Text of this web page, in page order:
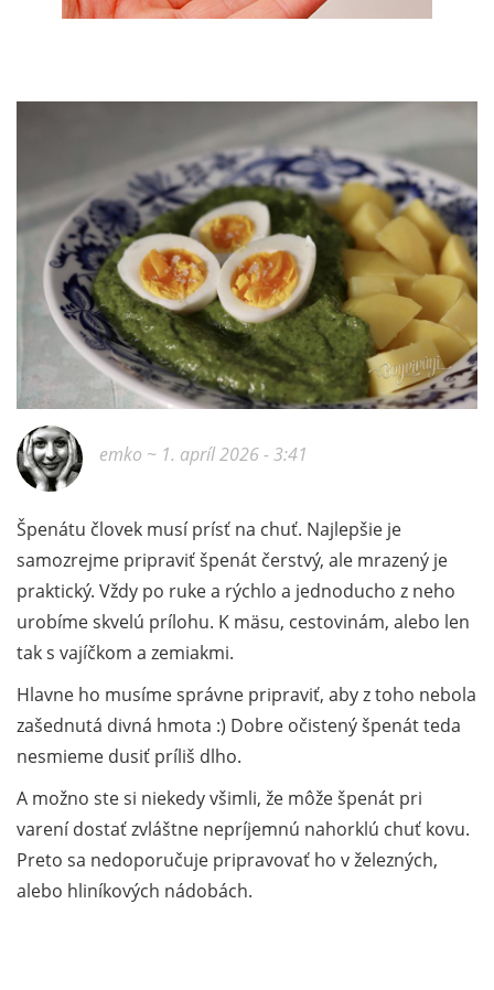
emko ~ 1. apríl 2026 - 3:41
Špenátu človek musí prísť na chuť. Najlepšie je
samozrejme pripraviť špenát čerstvý, ale mrazený je
praktický. Vždy po ruke a rýchlo a jednoducho z neho
urobíme skvelú prílohu. K mäsu, cestovinám, alebo len
tak s vajíčkom a zemiakmi.
Hlavne ho musíme správne pripraviť, aby z toho nebola
zašednutá divná hmota :) Dobre očistený špenát teda
nesmieme dusiť príliš dlho.
A možno ste si niekedy všimli, že môže špenát pri
varení dostať zvláštne nepríjemnú nahorklú chuť kovu.
Preto sa nedoporučuje pripravovať ho v železných,
alebo hliníkových nádobách.